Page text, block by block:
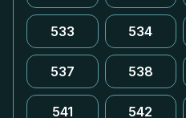
533 534
537 538
541 542